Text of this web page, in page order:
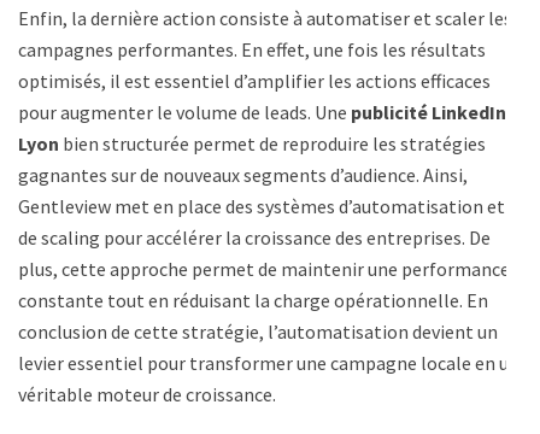
Enfin, la dernière action consiste à automatiser et scaler les
campagnes performantes. En effet, une fois les résultats
optimisés, il est essentiel d’amplifier les actions efficaces
pour augmenter le volume de leads. Une publicité LinkedIn
Lyon bien structurée permet de reproduire les stratégies
gagnantes sur de nouveaux segments d’audience. Ainsi,
Gentleview met en place des systèmes d’automatisation et
de scaling pour accélérer la croissance des entreprises. De
plus, cette approche permet de maintenir une performance
constante tout en réduisant la charge opérationnelle. En
conclusion de cette stratégie, l’automatisation devient un
levier essentiel pour transformer une campagne locale en un
véritable moteur de croissance.